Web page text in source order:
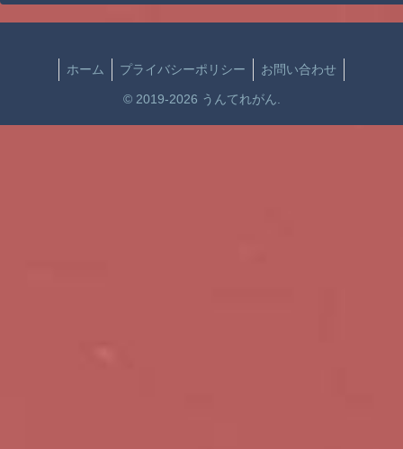
ホーム プライバシーポリシー お問い合わせ
© 2019-2026 うんてれがん.